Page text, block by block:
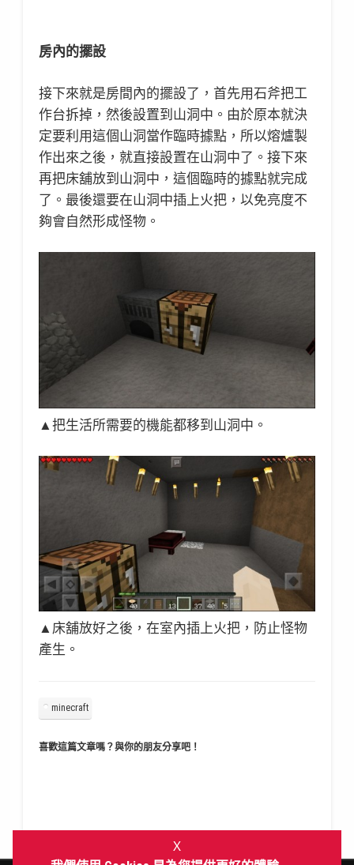
房內的擺設
接下來就是房間內的擺設了，首先用石斧把工
作台拆掉，然後設置到山洞中。由於原本就決
定要利用這個山洞當作臨時據點，所以熔爐製
作出來之後，就直接設置在山洞中了。接下來
再把床舖放到山洞中，這個臨時的據點就完成
了。最後還要在山洞中插上火把，以免亮度不
夠會自然形成怪物。
▲把生活所需要的機能都移到山洞中。
▲床舖放好之後，在室內插上火把，防止怪物
產生。
minecraft
喜歡這篇文章嗎？與你的朋友分享吧！
Ｘ